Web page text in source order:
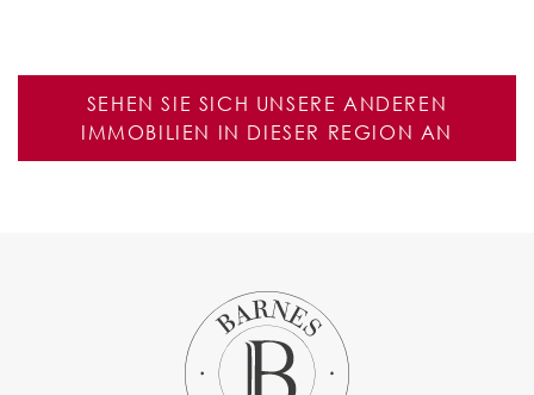
SEHEN SIE SICH UNSERE ANDEREN
IMMOBILIEN IN DIESER REGION AN